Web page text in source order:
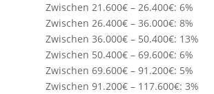
Zwischen 21.600€ – 26.400€: 6%
Zwischen 26.400€ – 36.000€: 8%
Zwischen 36.000€ – 50.400€: 13%
Zwischen 50.400€ – 69.600€: 6%
Zwischen 69.600€ – 91.200€: 5%
Zwischen 91.200€ – 117.600€: 3%